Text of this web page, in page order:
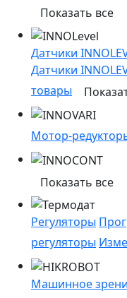
Показать все
Датчики
Датчики
товары
Мотор-
Показать все
Регуляторы
регуляторы
Машинное